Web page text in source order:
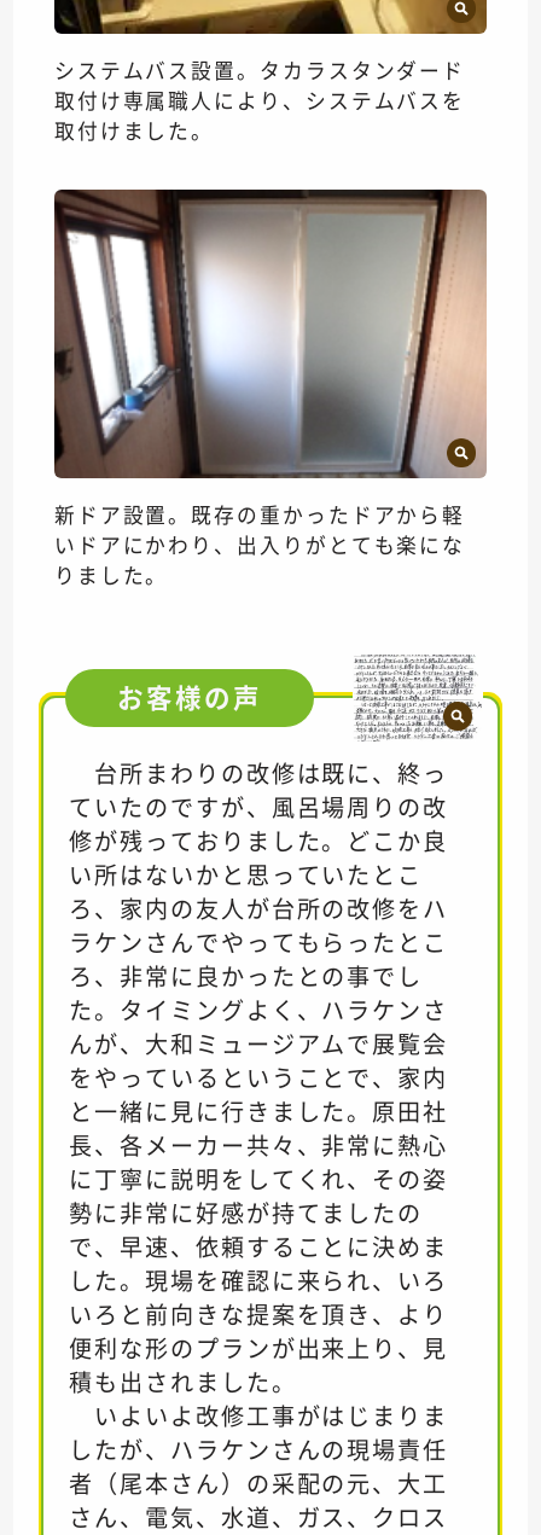
システムバス設置。タカラスタンダード
取付け専属職人により、システムバスを
取付けました。
新ドア設置。既存の重かったドアから軽
いドアにかわり、出入りがとても楽にな
りました。
お客様の声
台所まわりの改修は既に、終っ
ていたのですが、風呂場周りの改
修が残っておりました。どこか良
い所はないかと思っていたとこ
ろ、家内の友人が台所の改修をハ
ラケンさんでやってもらったとこ
ろ、非常に良かったとの事でし
た。タイミングよく、ハラケンさ
んが、大和ミュージアムで展覧会
をやっているということで、家内
と一緒に見に行きました。原田社
長、各メーカー共々、非常に熱心
に丁寧に説明をしてくれ、その姿
勢に非常に好感が持てましたの
で、早速、依頼することに決めま
した。現場を確認に来られ、いろ
いろと前向きな提案を頂き、より
便利な形のプランが出来上り、見
積も出されました。
いよいよ改修工事がはじまりま
したが、ハラケンさんの現場責任
者（尾本さん）の采配の元、大工
さん、電気、水道、ガス、クロス